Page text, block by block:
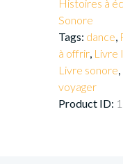
Histoires à
Sonore
Tags: dance,
à offrir, Livre
Livre sonore,
voyager
Product ID: